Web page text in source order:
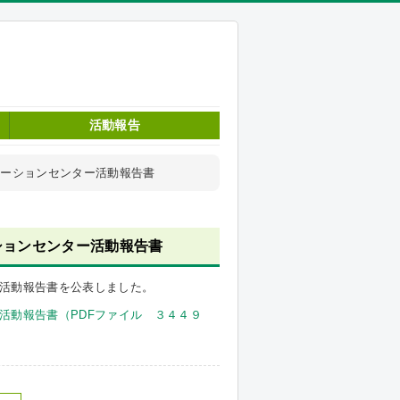
活動報告
ションセンター活動報告書
ンセンター活動報告書
動報告書を公表しました。
動報告書（PDFファイル ３４４９